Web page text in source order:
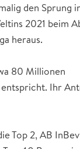
den Sprung
2021 beim
heraus.
80 Millionen
Ihr
Top 2, AB